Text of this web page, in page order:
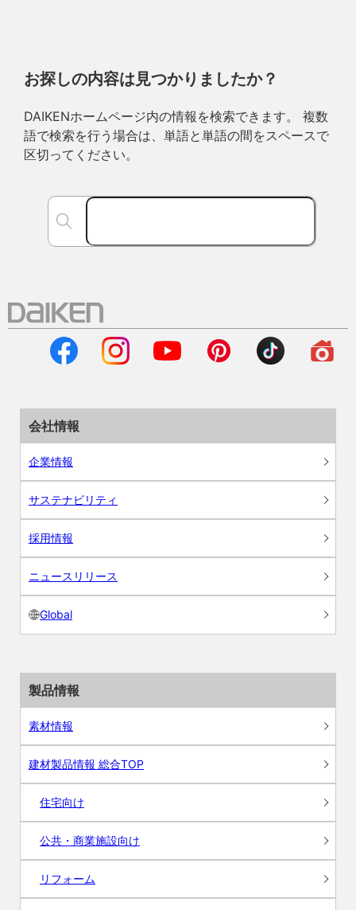
お探しの内容は見つかりましたか？
DAIKENホームページ内の情報を検索できます。 複数
語で検索を行う場合は、単語と単語の間をスペースで
区切ってください。
会社情報
企業情報
サステナビリティ
採用情報
ニュースリリース
Global
製品情報
素材情報
建材製品情報 総合TOP
住宅向け
公共・商業施設向け
リフォーム